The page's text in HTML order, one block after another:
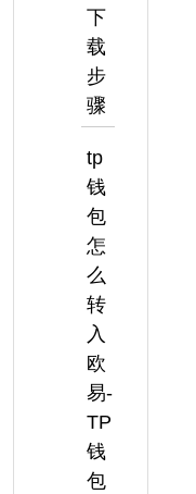
下
载
步
骤
tp
钱
包
怎
么
转
入
欧
易-
TP
钱
包